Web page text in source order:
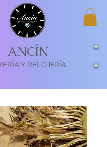
ANCÍN
Y RELOJERÍA